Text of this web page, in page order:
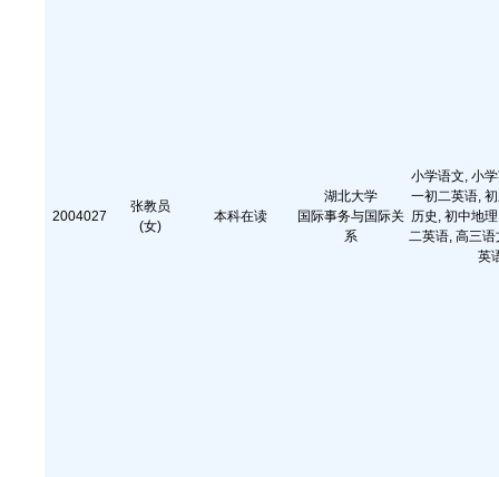
2004027
张教员
(女)
本科在读
湖北大学
国际事务与国际关
系
小学语文, 小
一初二英语,
历史, 初中地
二英语, 高三
英